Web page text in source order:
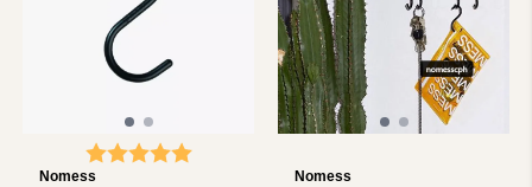
Karakter: 5.0 av 5 mulige
Nomess Nomess